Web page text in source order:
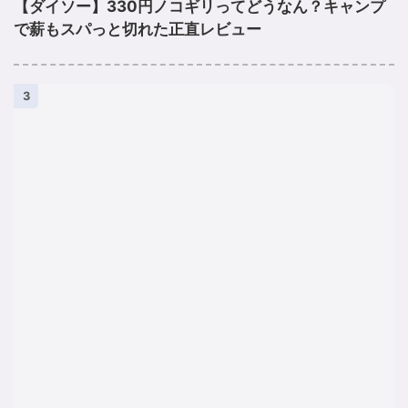
【ダイソー】330円ノコギリってどうなん？キャンプ
で薪もスパっと切れた正直レビュー
3